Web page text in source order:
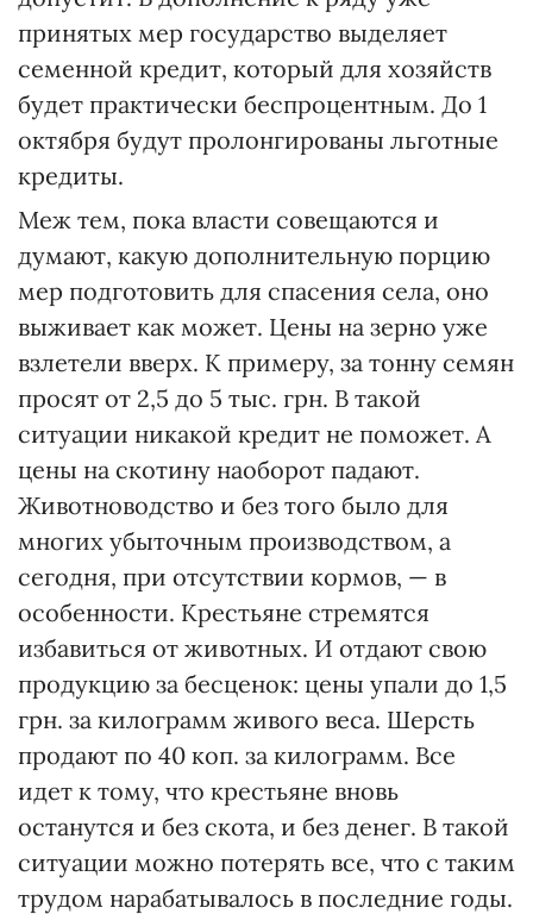
принятых мер государство выделяет
семенной кредит, который для хозяйств
будет практически беспроцентным. До 1
октября будут пролонгированы льготные
кредиты.
Меж тем, пока власти совещаются и
думают, какую дополнительную порцию
мер подготовить для спасения села, оно
выживает как может. Цены на зерно уже
взлетели вверх. К примеру, за тонну семян
просят от 2,5 до 5 тыс. грн. В такой
ситуации никакой кредит не поможет. А
цены на скотину наоборот падают.
Животноводство и без того было для
многих убыточным производством, а
сегодня, при отсутствии кормов, — в
особенности. Крестьяне стремятся
избавиться от животных. И отдают свою
продукцию за бесценок: цены упали до 1,5
грн. за килограмм живого веса. Шерсть
продают по 40 коп. за килограмм. Все
идет к тому, что крестьяне вновь
останутся и без скота, и без денег. В такой
ситуации можно потерять все, что с таким
трудом нарабатывалось в последние годы.